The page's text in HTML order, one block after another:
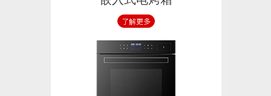
了解更多